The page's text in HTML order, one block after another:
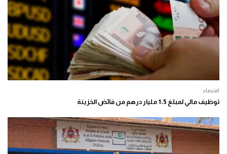
اقتصاد
توظيف مالي لمبلغ 1،5 مليار درهم من فائض الخزينة